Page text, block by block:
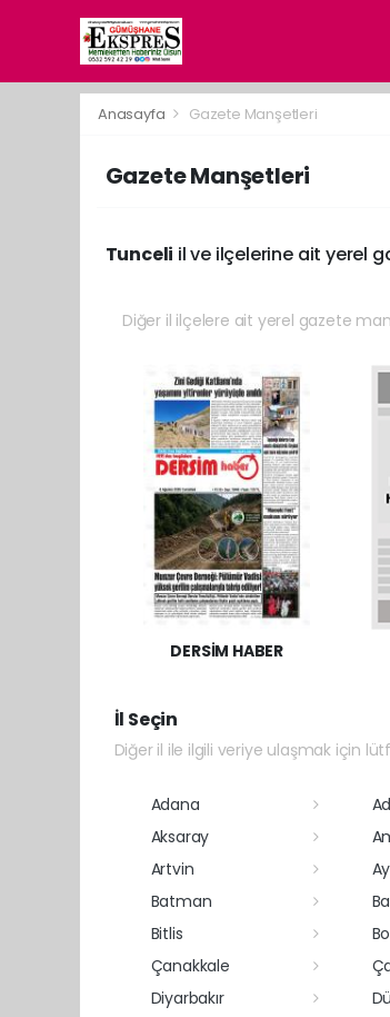
Anasayfa Gazete Manşetleri
Gazete Manşetleri
Tunceli il ve ilçelerine ait yerel
Diğer il ilçelere ait yerel gazete
DERSİM HABER
İl Seçin
Diğer il ile ilgili veriye ulaşmak için
Adana
Aksaray
Artvin
Batman
Bitlis
Çanakkale
Diyarbakır